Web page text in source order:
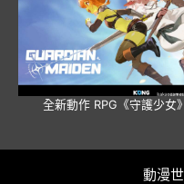
全新動作 RPG《守護少女
動漫